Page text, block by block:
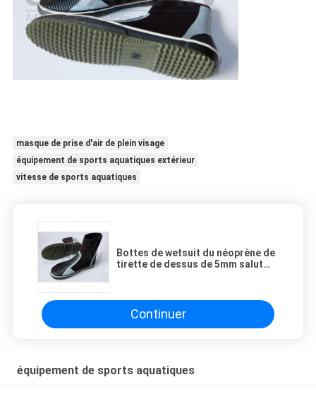
masque de prise d'air de plein visage
équipement de sports aquatiques extérieur
vitesse de sports aquatiques
Bottes de wetsuit du néoprène de
tirette de dessus de 5mm salut
surfante et le kayak de plongée à
l'airContinuer
équipement de sports aquatiques